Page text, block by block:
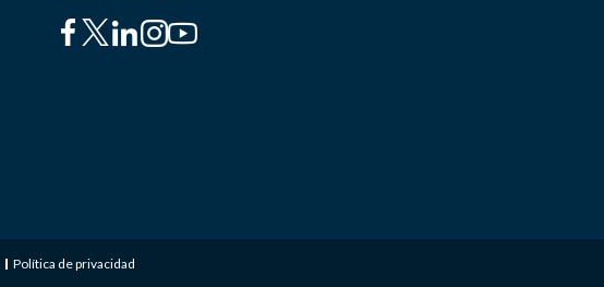
Política de privacidad